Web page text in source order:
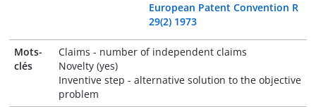
European Patent Convention R
29(2) 1973
Mots-
clés
Claims - number of independent claims
Novelty (yes)
Inventive step - alternative solution to the objective
problem